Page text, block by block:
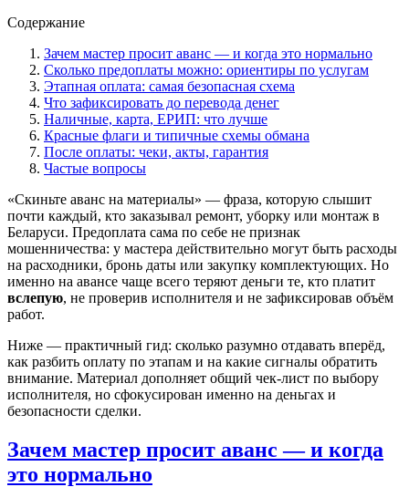
Содержание
Зачем мастер просит аванс — и когда это нормально
Сколько предоплаты можно: ориентиры по услугам
Этапная оплата: самая безопасная схема
Что зафиксировать до перевода денег
Наличные, карта, ЕРИП: что лучше
Красные флаги и типичные схемы обмана
После оплаты: чеки, акты, гарантия
Частые вопросы
«Скиньте аванс на материалы» — фраза, которую слышит
почти каждый, кто заказывал ремонт, уборку или монтаж в
Беларуси. Предоплата сама по себе не признак
мошенничества: у мастера действительно могут быть расходы
на расходники, бронь даты или закупку комплектующих. Но
именно на авансе чаще всего теряют деньги те, кто платит
вслепую, не проверив исполнителя и не зафиксировав объём
работ.
Ниже — практичный гид: сколько разумно отдавать вперёд,
как разбить оплату по этапам и на какие сигналы обратить
внимание. Материал дополняет общий чек-лист по выбору
исполнителя, но сфокусирован именно на деньгах и
безопасности сделки.
Зачем мастер просит аванс — и когда
это нормально